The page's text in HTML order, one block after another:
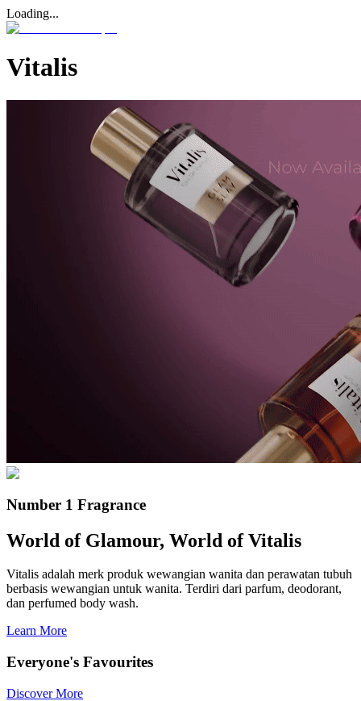
Loading...
Vitalis
Number 1 Fragrance
World of Glamour, World of Vitalis
Vitalis adalah merk produk wewangian wanita dan perawatan tubuh
berbasis wewangian untuk wanita. Terdiri dari parfum, deodorant,
dan perfumed body wash.
Learn More
Everyone's Favourites
Discover More